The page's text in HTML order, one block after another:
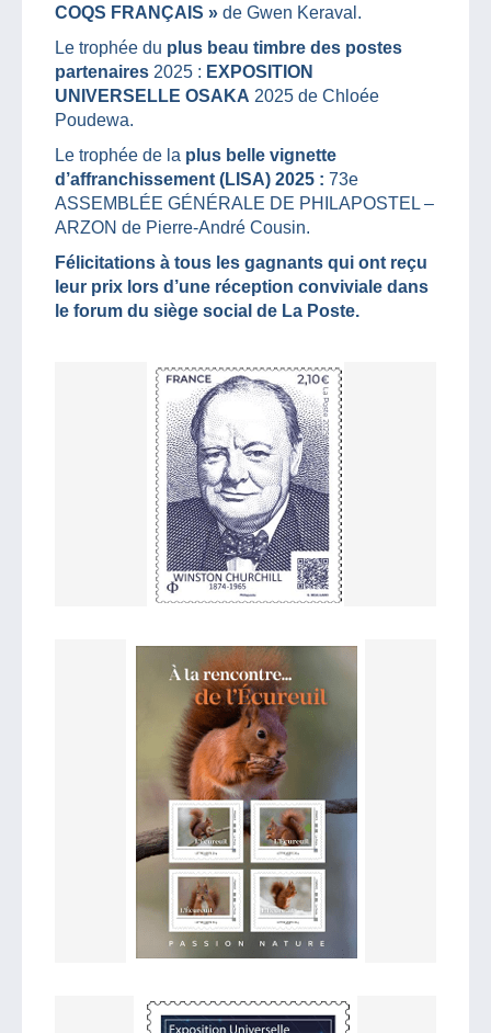
COQS FRANÇAIS » de Gwen Keraval.
Le trophée du plus beau timbre des postes
partenaires 2025 : EXPOSITION
UNIVERSELLE OSAKA 2025 de Chloée
Poudewa.
Le trophée de la plus belle vignette
d’affranchissement (LISA) 2025 : 73e
ASSEMBLÉE GÉNÉRALE DE PHILAPOSTEL –
ARZON de Pierre-André Cousin.
Félicitations à tous les gagnants qui ont reçu
leur prix lors d’une réception conviviale dans
le forum du siège social de La Poste.